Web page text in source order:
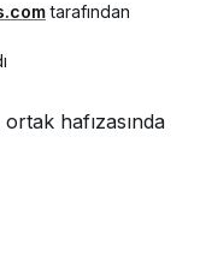
tarafından